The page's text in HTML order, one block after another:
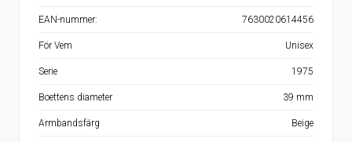
EAN-nummer: 7630020614456
För Vem Unisex
Serie 1975
Boettens diameter 39 mm
Armbandsfärg Beige